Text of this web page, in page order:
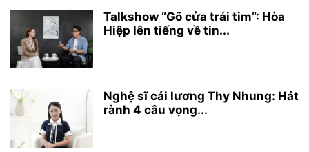
Talkshow “Gõ cửa trái tim”: Hòa
Hiệp lên tiếng về tin...
Nghệ sĩ cải lương Thy Nhung: Hát
rành 4 câu vọng...